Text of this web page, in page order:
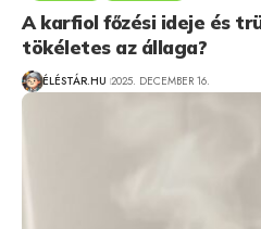
A karfiol főzési ideje és
tökéletes az állaga?
ÉLÉSTÁR.HU 2025. DECEMBER 16.